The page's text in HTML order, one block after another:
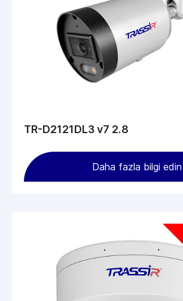
TR-D2121DL3 v7 2.8
Daha fazla bilgi edin